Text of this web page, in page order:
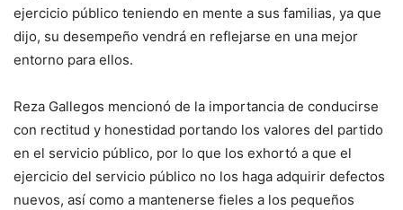
ejercicio público teniendo en mente a sus familias, ya que
dijo, su desempeño vendrá en reflejarse en una mejor
entorno para ellos.
Reza Gallegos mencionó de la importancia de conducirse
con rectitud y honestidad portando los valores del partido
en el servicio público, por lo que los exhortó a que el
ejercicio del servicio público no los haga adquirir defectos
nuevos, así como a mantenerse fieles a los pequeños